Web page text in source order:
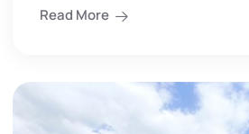
Read More